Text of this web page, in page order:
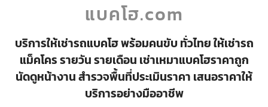
แบคโฮ.com
บริการให้เช่ารถแบคโฮ พร้อมคนขับ ทั่วไทย ให้เช่ารถ
แม็คโคร รายวัน รายเดือน เช่าเหมาแบคโฮราคาถูก
นัดดูหน้างาน สำรวจพื้นที่ประเมินราคา เสนอราคาให้
บริการอย่างมืออาชีพ